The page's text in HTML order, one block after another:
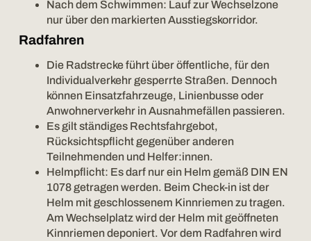
Nach dem Schwimmen: Lauf zur Wechselzone
nur über den markierten Ausstiegskorridor.
Radfahren
Die Radstrecke führt über öffentliche, für den
Individualverkehr gesperrte Straßen. Dennoch
können Einsatzfahrzeuge, Linienbusse oder
Anwohnerverkehr in Ausnahmefällen passieren.
Es gilt ständiges Rechtsfahrgebot,
Rücksichtspflicht gegenüber anderen
Teilnehmenden und Helfer:innen.
Helmpflicht: Es darf nur ein Helm gemäß DIN EN
1078 getragen werden. Beim Check-in ist der
Helm mit geschlossenem Kinnriemen zu tragen.
Am Wechselplatz wird der Helm mit geöffneten
Kinnriemen deponiert. Vor dem Radfahren wird